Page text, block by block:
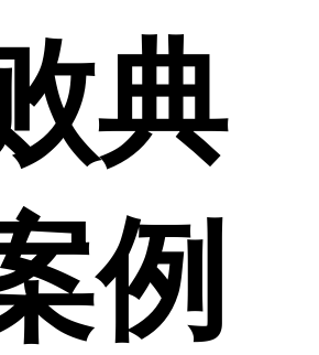
典
例